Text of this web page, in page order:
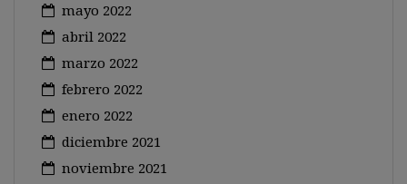
mayo 2022
abril 2022
marzo 2022
febrero 2022
enero 2022
diciembre 2021
noviembre 2021